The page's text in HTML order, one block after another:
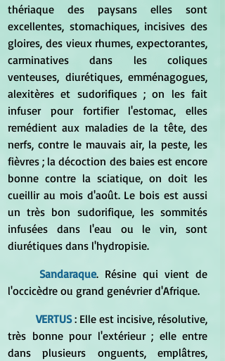
thériaque des paysans elles sont
excellentes, stomachiques, incisives des
gloires, des vieux rhumes, expectorantes,
carminatives dans les coliques
venteuses, diurétiques, emménagogues,
alexitères et sudorifiques ; on les fait
infuser pour fortifier l'estomac, elles
remédient aux maladies de la tête, des
nerfs, contre le mauvais air, la peste, les
fièvres ; la décoction des baies est encore
bonne contre la sciatique, on doit les
cueillir au mois d'août. Le bois est aussi
un très bon sudorifique, les sommités
infusées dans l'eau ou le vin, sont
diurétiques dans l'hydropisie.
Sandaraque. Résine qui vient de
l'occicèdre ou grand genévrier d'Afrique.
VERTUS : Elle est incisive, résolutive,
très bonne pour l'extérieur ; elle entre
dans plusieurs onguents, emplâtres,